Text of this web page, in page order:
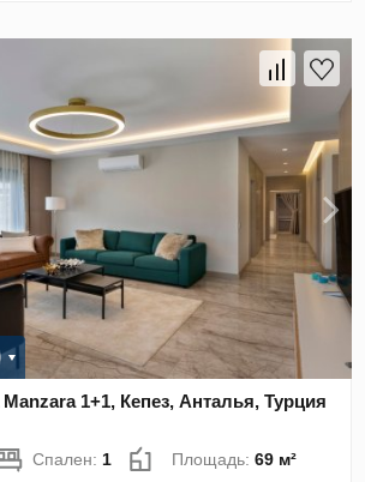
1+1, Кепез, Анталья, Турция
Спален: 1 Площадь:69 м²